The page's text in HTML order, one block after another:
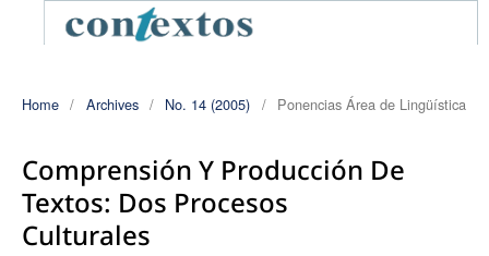
Home / Archives / No. 14 (2005) / Ponencias Área de Lingüística
Comprensión Y Producción De
Textos: Dos Procesos
Culturales